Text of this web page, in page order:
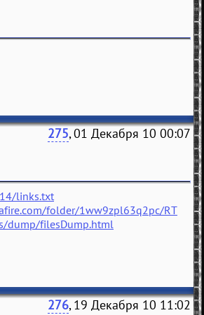
275, 01 Декабря 10 00:07
links.txt
folder/1ww9zpl63q2pc/RT
dump/filesDump.html
276, 19 Декабря 10 11:02